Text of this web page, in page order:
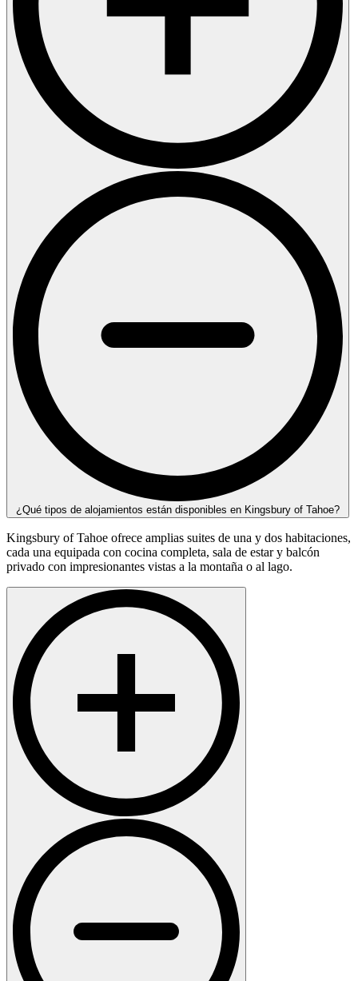
¿Qué tipos de alojamientos están disponibles en Kingsbury of Tahoe?
Kingsbury of Tahoe ofrece amplias suites de una y dos habitaciones,
cada una equipada con cocina completa, sala de estar y balcón
privado con impresionantes vistas a la montaña o al lago.